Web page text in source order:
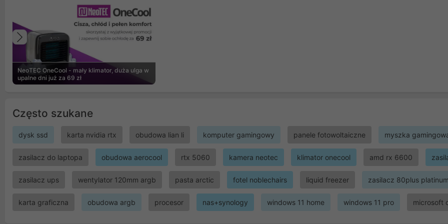
NeoTEC OneCool - mały klimator, duża ulga w
upalne dni już za 69 zł
Poprzedni
Często szukane
dysk ssd karta nvidia rtx obudowa lian li komputer gamingowy panele fotowoltaiczne myszka
zasilacz do laptopa obudowa aerocool rtx 5060 kamera neotec klimator onecool amd rx 6600
zasilacz ups wentylator 120mm argb pasta arctic fotel noblechairs liquid freezer zasilacz 80plus platinum
karta graficzna obudowa argb procesor nas+synology windows 11 home windows 11 pro microsoft